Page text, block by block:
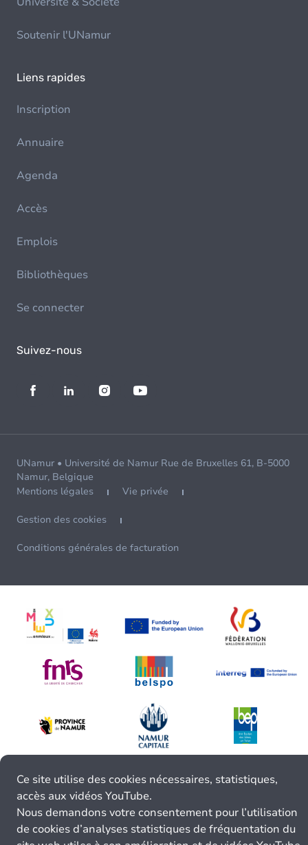
Soutenir l'UNamur
Liens rapides
Inscription
Annuaire
Agenda
Accès
Emplois
Bibliothèques
Se connecter
Suivez-nous
UNamur • Université de Namur Rue de Bruxelles 61, B-5000
Namur, Belgique
Mentions légales
Vie privée
Gestion des cookies
Conditions générales de facturation
Ce site utilise des cookies nécessaires, statistiques,
accès aux vidéos YouTube.
Nous demandons votre consentement pour l’utilisation
de cookies d’analyses statistiques de fréquentation du